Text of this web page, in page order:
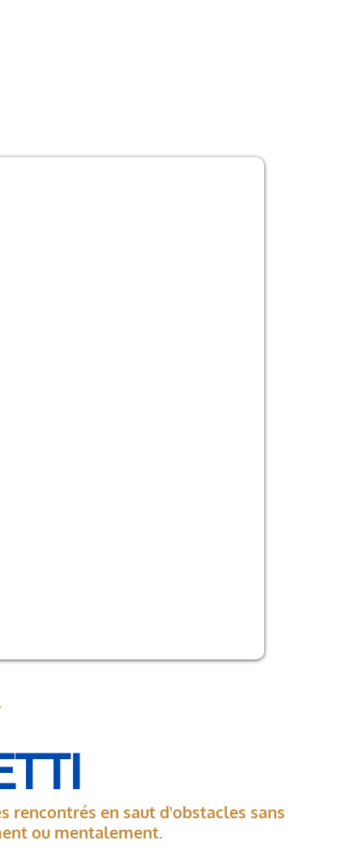
rencontrés en saut d'obstacles sans
ou mentalement.